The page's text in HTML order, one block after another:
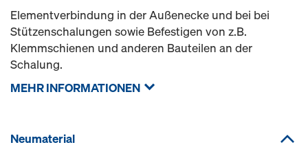
Elementverbindung in der Außenecke und bei bei
Stützenschalungen sowie Befestigen von z.B.
Klemmschienen und anderen Bauteilen an der
Schalung.
MEHR INFORMATIONEN
Neumaterial